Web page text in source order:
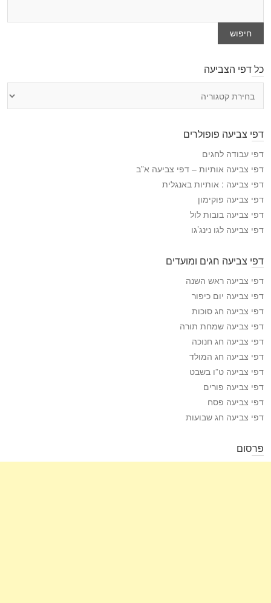
חיפוש
כל דפי הצביעה
י
ה
צ
י
ע
ה
דפי צביעה פופולרים
דפי עבודה לחגים
דפי צביעה אותיות – דפי צביעה א”ב
דפי צביעה : אותיות באנגלית
דפי צביעה פוקימון
דפי צביעה בובות לול
דפי צביעה לגו נינג’גו
דפי צביעה חגים ומועדים
דפי צביעה ראש השנה
דפי צביעה יום כיפור
דפי צביעה חג סוכות
דפי צביעה שמחת תורה
דפי צביעה חג חנוכה
דפי צביעה חג המולד
דפי צביעה ט”ו בשבט
דפי צביעה פורים
דפי צביעה פסח
דפי צביעה חג שבועות
פרסום